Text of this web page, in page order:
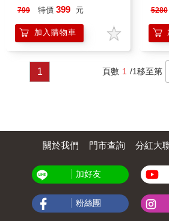
799 特價 399 元
加入購物車
5280
1 頁數 1 /1移至第
關於我們 門市查詢 分紅大
加好友
粉絲團